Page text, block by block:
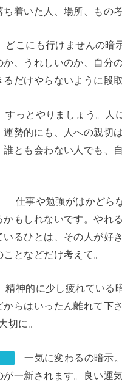
ち着いた人、場所、もの
どこにも行けませんの暗
か、うれしいのか、自分
るだけやらないように段
すっとやりましょう。人
運勢的にも、人への親切
誰とも会わない人でも、
仕事や勉強がはかどらな
かもしれないです。やれ
いるひとは、その人が好
となどだけ考えて。
精神的に少し疲れている
からはいったん離れて下
切に。
一気に変わるの暗示
一新されます。良い運